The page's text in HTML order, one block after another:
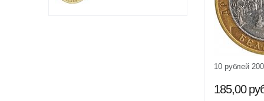
10 рублей
185,00